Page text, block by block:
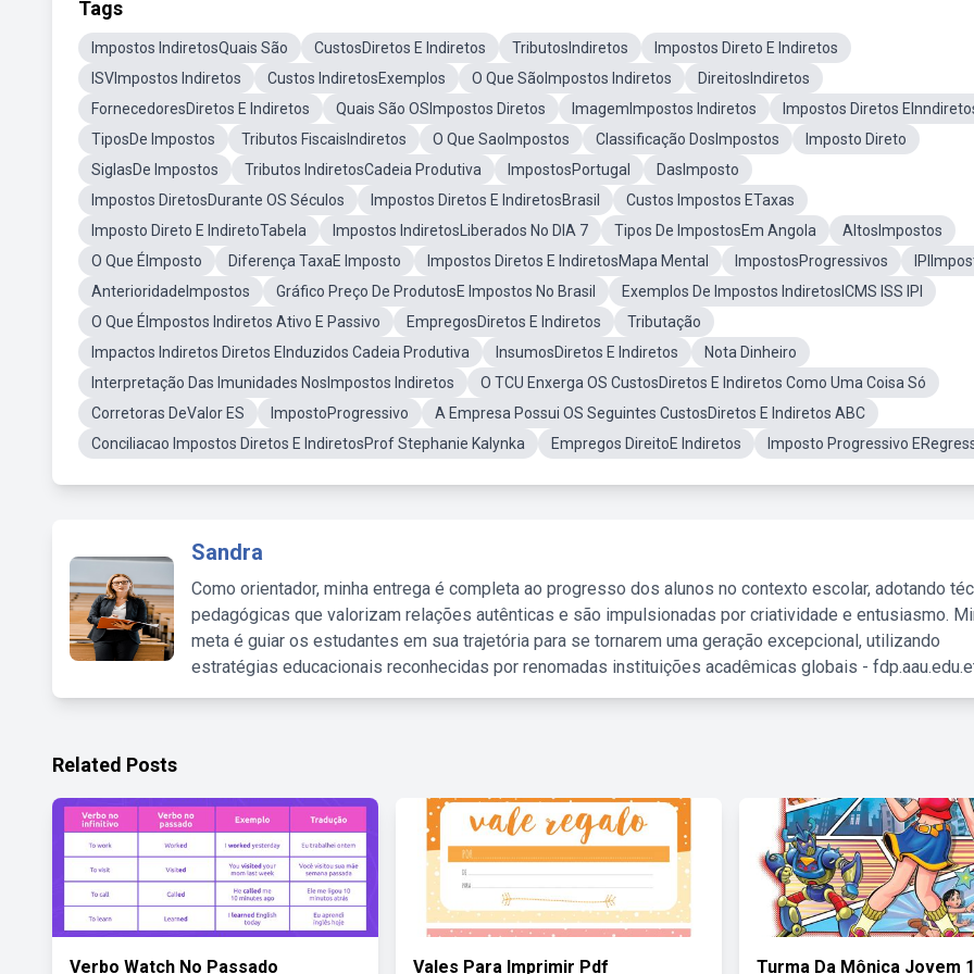
Tags
Impostos IndiretosQuais São CustosDiretos E Indiretos TributosIndiretos
Impostos Direto E Indiretos
ISVImpostos Indiretos
Custos IndiretosExemplos O Que SãoImpostos Indiretos
DireitosIndiretos
FornecedoresDiretos E Indiretos
Quais São OSImpostos Diretos ImagemImpostos Indiretos
Impostos Diretos
TiposDe Impostos
Tributos FiscaisIndiretos O Que SaoImpostos Classificação DosImpostos
Imposto Direto
SiglasDe Impostos
Tributos IndiretosCadeia Produtiva ImpostosPortugal
DasImposto
Impostos DiretosDurante OS Séculos
Impostos Diretos E IndiretosBrasil
Custos Impostos ETaxas
Imposto Direto E IndiretoTabela
Impostos IndiretosLiberados No DIA 7 Tipos De ImpostosEm Angola
AltosImpostos
O Que ÉImposto
Diferença TaxaE Imposto Impostos Diretos E IndiretosMapa Mental ImpostosProgressivos
AnterioridadeImpostos
Gráfico Preço De ProdutosE Impostos No Brasil
Exemplos De Impostos IndiretosICMS ISS IPI
O Que ÉImpostos Indiretos Ativo E Passivo
EmpregosDiretos E Indiretos
Tributação
Impactos Indiretos Diretos EInduzidos Cadeia Produtiva
InsumosDiretos E Indiretos
Nota Dinheiro
Interpretação Das Imunidades NosImpostos Indiretos
O TCU Enxerga OS CustosDiretos E Indiretos Como Uma Coisa Só
Corretoras DeValor ES
ImpostoProgressivo
A Empresa Possui OS Seguintes CustosDiretos E Indiretos ABC
Conciliacao Impostos Diretos E IndiretosProf Stephanie Kalynka
Empregos DireitoE Indiretos Imposto Progressivo
Sandra
Como orientador, minha entrega é completa ao progresso dos alunos no contexto escolar, adotando
pedagógicas que valorizam relações autênticas e são impulsionadas por criatividade e entusiasmo.
meta é guiar os estudantes em sua trajetória para se tornarem uma geração excepcional, utilizando
estratégias educacionais reconhecidas por renomadas instituições acadêmicas globais -
Related Posts
Verbo Watch No Passado Vales Para Imprimir Pdf Turma Da Mônica Jovem